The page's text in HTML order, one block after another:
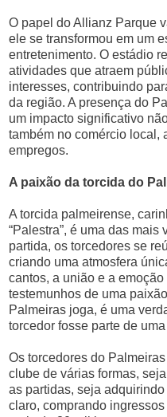
O papel do Allianz Parque
ele se transformou em um
entretenimento. O estádio
atividades que atraem
interesses, contribuindo
da região. A presença do
um impacto significativo
também no comércio local,
empregos.
A paixão da torcida do
A torcida palmeirense,
“Palestra”, é uma das mais
partida, os torcedores se
criando uma atmosfera
cantos, a união e a
testemunhos de uma
Palmeiras joga, é uma
torcedor fosse parte de
Os torcedores do
clube de várias formas,
as partidas, seja
claro, comprando